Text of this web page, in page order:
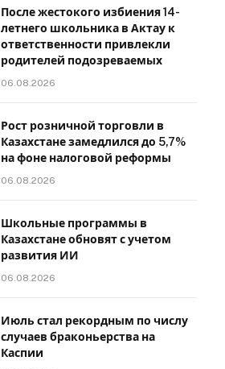
После жестокого избиения 14-
летнего школьника в Актау к
ответственности привлекли
родителей подозреваемых
06.08.2026
Рост розничной торговли в
Казахстане замедлился до 5,7%
на фоне налоговой реформы
06.08.2026
Школьные программы в
Казахстане обновят с учетом
развития ИИ
06.08.2026
Июль стал рекордным по числу
случаев браконьерства на
Каспии